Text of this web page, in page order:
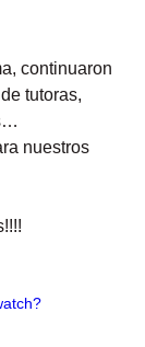
continuaron
tutoras,
nuestros